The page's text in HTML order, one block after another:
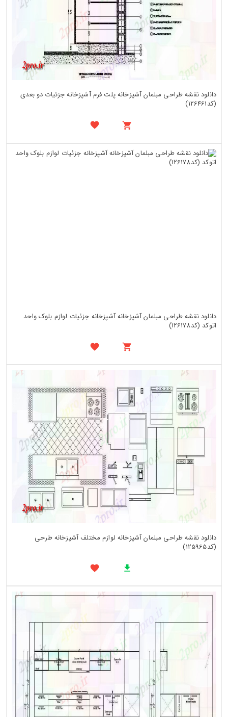
دانلود نقشه طراحی مبلمان آشپزخانه پلت فرم آشپزخانه جزئیات دو بعدی
(کد126461)
دانلود نقشه طراحی مبلمان آشپزخانه آشپزخانه جزئیات لوازم بلوک واحد
اتوکد (کد126178)
دانلود نقشه طراحی مبلمان آشپزخانه لوازم مختلف آشپزخانه طرحی
(کد125965)